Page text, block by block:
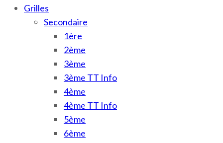
Grilles
Secondaire
1ère
2ème
3ème
3ème TT Info
4ème
4ème TT Info
5ème
6ème